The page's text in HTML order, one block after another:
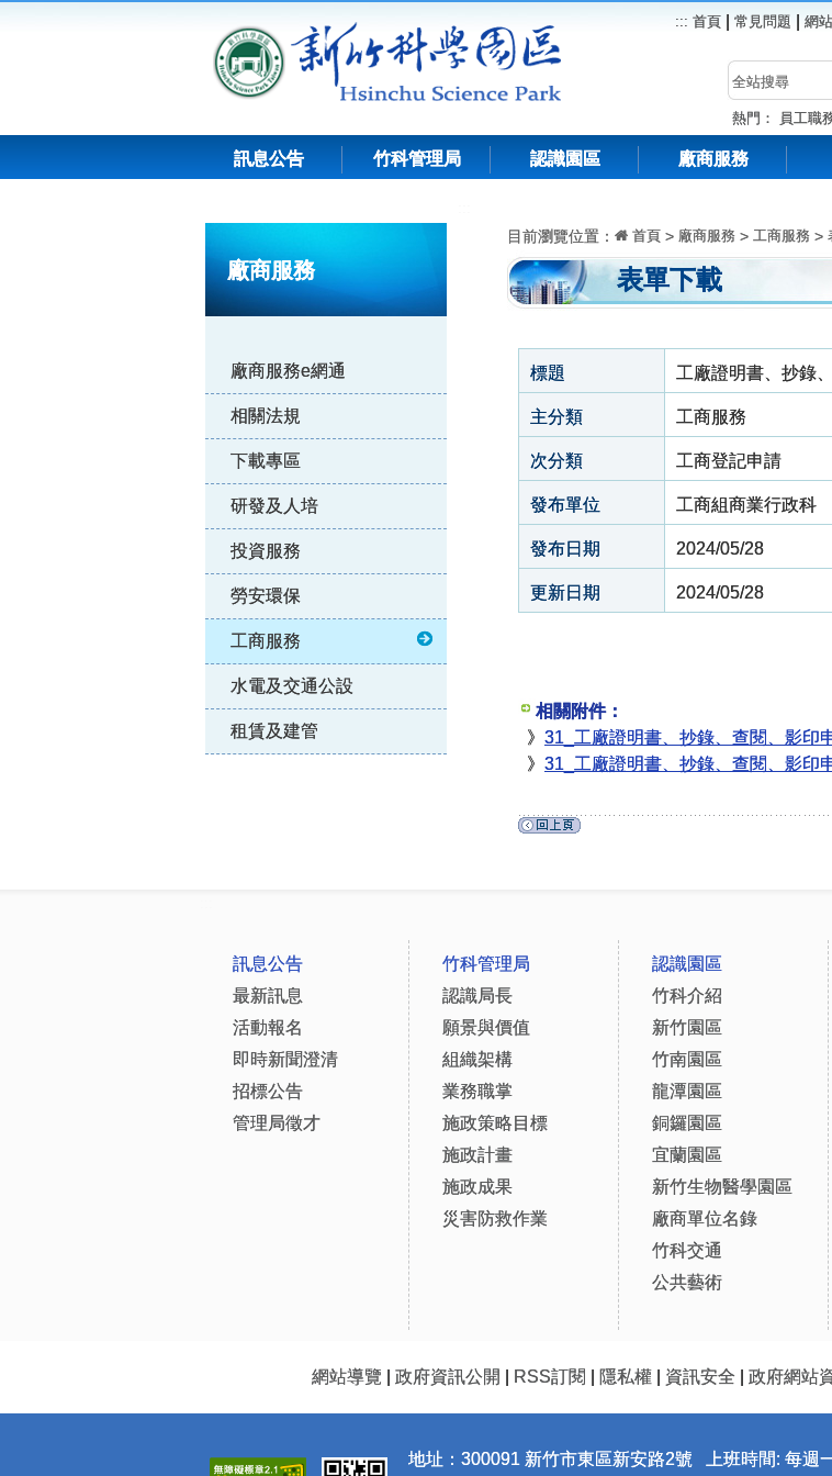
::: 首頁 常見問題 網
熱門： 員工職
訊息公告 竹科管理局 認識園區 廠商服務
廠商服務
廠商服務e網通
相關法規
下載專區
研發及人培
投資服務
勞安環保
工商服務
水電及交通公設
租賃及建管
目前瀏覽位置： 首頁 > 廠商服務 > 工商服務 >
表單下載
標題 工廠證明書、抄錄
主分類 工商服務
次分類 工商登記申請
發布單位 工商組商業行政科
發布日期 2024/05/28
更新日期 2024/05/28
相關附件：
》 31_工廠證明書、抄錄、查閱、影印
》 31_工廠證明書、抄錄、查閱、影印
訊息公告
最新訊息
活動報名
即時新聞澄清
招標公告
管理局徵才
竹科管理局
認識局長
願景與價值
組織架構
業務職掌
施政策略目標
施政計畫
施政成果
災害防救作業
認識園區
竹科介紹
新竹園區
竹南園區
龍潭園區
銅鑼園區
宜蘭園區
新竹生物醫學園區
廠商單位名錄
竹科交通
公共藝術
網站導覽 政府資訊公開 RSS訂閱 隱私權 資訊安全 政府網站
地址：300091 新竹市東區新安路2號 上班時間: 每週